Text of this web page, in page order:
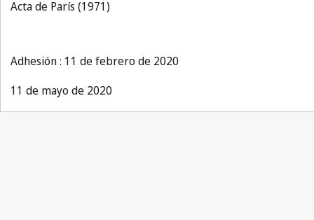
Acta de París (1971)
Adhesión : 11 de febrero de 2020
11 de mayo de 2020